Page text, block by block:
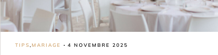
TIPS, MARIAGE 4 NOVEMBRE 2025